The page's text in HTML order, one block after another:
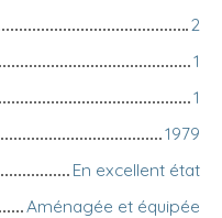
2
1
1
1979
En excellent état
Aménagée et équipée